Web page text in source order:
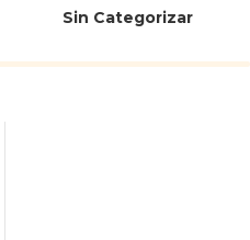
Sin Categorizar